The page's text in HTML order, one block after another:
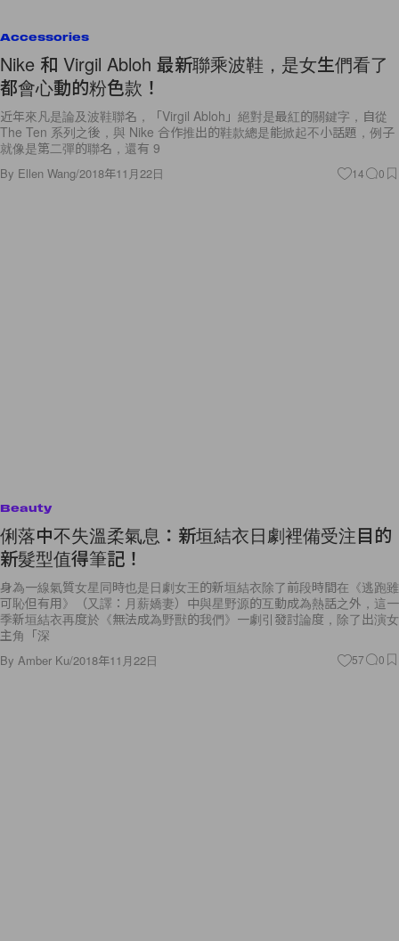
Accessories
Nike 和 Virgil Abloh 最新聯乘波鞋，是女生們看了
都會心動的粉色款！
近年來凡是論及波鞋聯名，「Virgil Abloh」絕對是最紅的關鍵字，自從
The Ten 系列之後，與 Nike 合作推出的鞋款總是能掀起不小話題，例子
就像是第二彈的聯名，還有 9
By Ellen Wang/2018年11月22日 14 0
俐落中不失溫柔氣息：新垣結衣日劇裡備受注目的
新髮型值得筆記！
身為一線氣質女星同時也是日劇女王的新垣結衣除了前段時間在《逃跑雖
季新垣結衣再度於《無法成為野獸的我們》一劇引發討論度，除了出演女
主角「深
ByAmber Ku